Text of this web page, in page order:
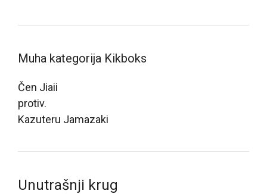
Muha kategorija Kikboks
Čen Jiaii
protiv.
Kazuteru Jamazaki
Unutrašnji krug